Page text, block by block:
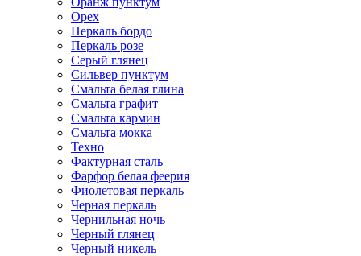
Орех
Перкаль бордо
Перкаль розе
Серый глянец
Сильвер пунктум
Смальта белая глина
Смальта графит
Смальта кармин
Смальта мокка
Техно
Фактурная сталь
Фарфор белая феерия
Фиолетовая перкаль
Черная перкаль
Чернильная ночь
Черный глянец
Черный никель